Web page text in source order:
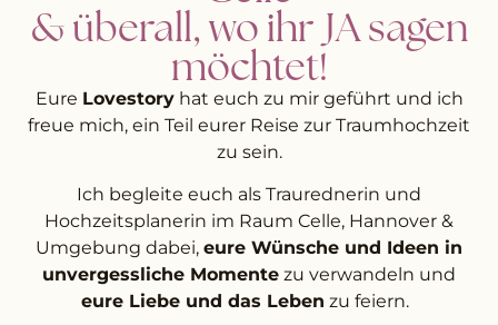
& überall, wo ihr JA sagen
möchtet!
Eure Lovestoryhat euch zu mir geführt und ich
freue mich, ein Teil eurer Reise zur Traumhochzeit
zu sein.
Ich begleite euch als Traurednerin und
Hochzeitsplanerin im Raum Celle, Hannover &
Umgebung dabei, eure Wünsche und Ideen in
unvergessliche Momente zu verwandeln und
eure Liebe und das Leben zu feiern.